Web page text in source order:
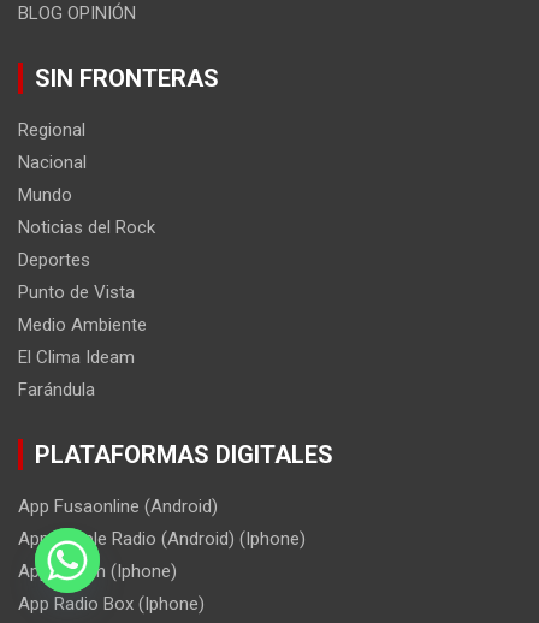
BLOG OPINIÓN
SIN FRONTERAS
Regional
Nacional
Mundo
Noticias del Rock
Deportes
Punto de Vista
Medio Ambiente
El Clima Ideam
Farándula
PLATAFORMAS DIGITALES
App Fusaonline (Android)
App Simple Radio (Android) (Iphone)
App Tunein (Iphone)
App Radio Box (Iphone)